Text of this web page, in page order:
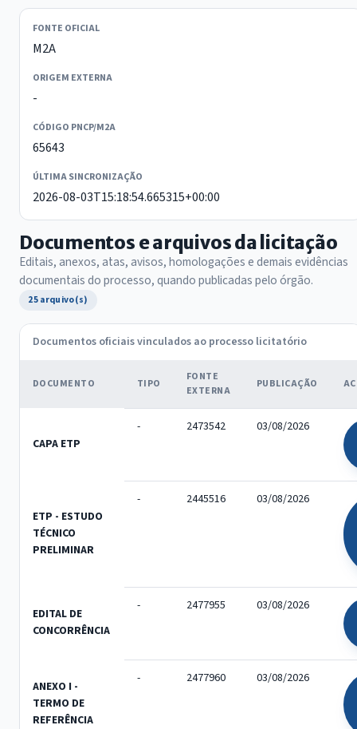
FONTE OFICIAL
M2A
ORIGEM EXTERNA
-
CÓDIGO PNCP/M2A
65643
ÚLTIMA SINCRONIZAÇÃO
2026-08-03T15:18:54.665315+00:00
Documentos e arquivos da licitação
Editais, anexos, atas, avisos, homologações e demais evidências
documentais do processo, quando publicadas pelo órgão.
25 arquivo(s)
Documentos oficiais vinculados ao processo licitatório
DOCUMENTO TIPO
FONTE
EXTERNA
PUBLICAÇÃO
CAPA ETP
- 2473542 03/08/2026
ETP - ESTUDO
TÉCNICO
PRELIMINAR
- 2445516 03/08/2026
EDITAL DE
CONCORRÊNCIA
- 2477955 03/08/2026
ANEXO I -
TERMO DE
REFERÊNCIA
- 2477960 03/08/2026